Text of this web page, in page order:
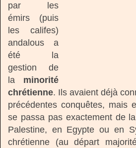
par les
émirs (puis
les califes)
andalous a
été la
gestion de
la minorité
chrétienne. Ils avaient déjà
précédentes conquêtes, mais
se passa pas exactement de
Palestine, en Egypte ou en
chrétienne (au départ